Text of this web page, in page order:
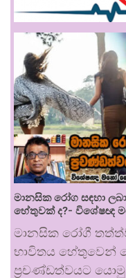
මානසික රෝග සඳහා
හේතුවක් ද?- විශේෂඥ
මානසික රෝගී
භාවිතය හේතුවෙන්
ප්‍රචණ්ඩත්වයට